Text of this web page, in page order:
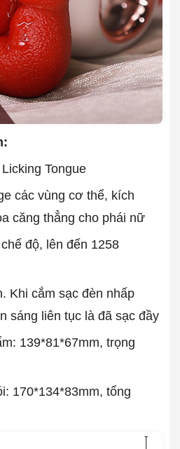
Tongue
các vùng cơ thể, kích
căng thẳng cho phái nữ
độ, lên đến 1258
Khi cắm sạc đèn nhấp
sáng liên tục là đã sạc đầy
139*81*67mm, trọng
170*134*83mm, tổng